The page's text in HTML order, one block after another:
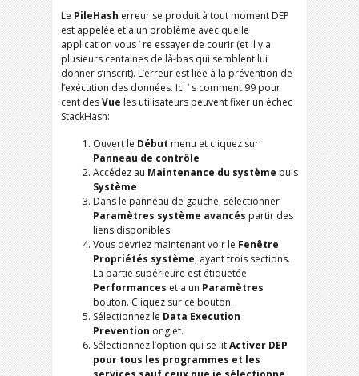
Le PileHash erreur se produit à tout moment DEP
est appelée et a un problème avec quelle
application vous ’ re essayer de courir (et il y a
plusieurs centaines de là-bas qui semblent lui
donner s’inscrit). L’erreur est liée à la prévention de
l’exécution des données. Ici ’ s comment 99 pour
cent desVue les utilisateurs peuvent fixer un échec
StackHash:
Ouvert le Début menu et cliquez sur
Panneau de contrôle
Accédez au Maintenance du système puis
Système
Dans le panneau de gauche, sélectionner
Paramètres système avancés partir des
liens disponibles
Vous devriez maintenant voir le Fenêtre
Propriétés système, ayant trois sections.
La partie supérieure est étiquetée
Performances et a un Paramètres
bouton. Cliquez sur ce bouton.
Sélectionnez le Data Execution
Prevention onglet.
Sélectionnez l’option qui se litActiver DEP
pour tous les programmes et les